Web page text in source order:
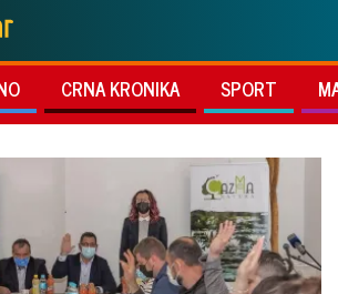
CRNA KRONIKA SPORT